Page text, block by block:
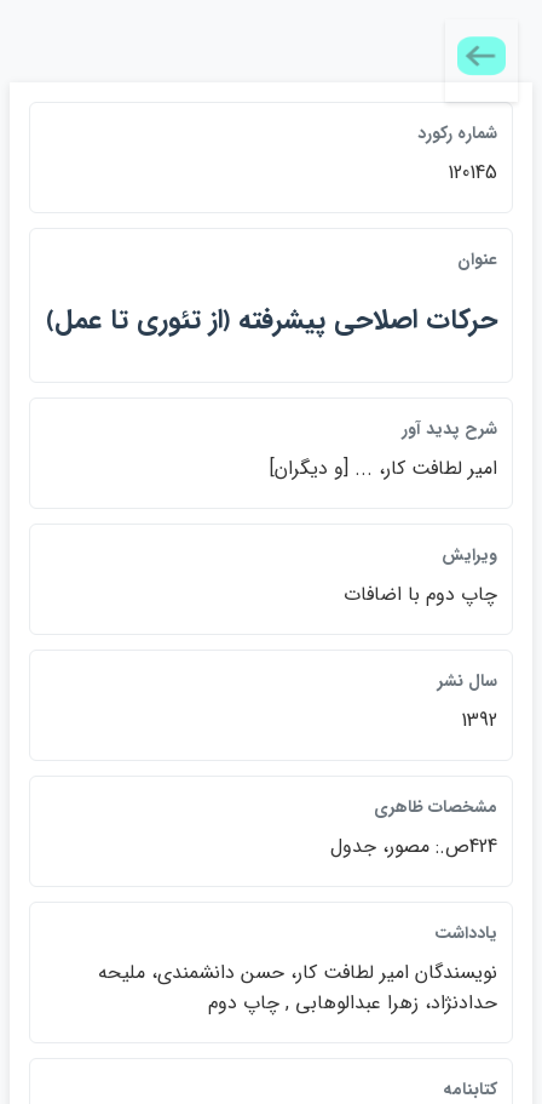
شماره ركورد
120145
عنوان
حركات اصلاحي پيشرفته ﴿از تئوري تا عمل﴾
شرح پديد آور
امير لطافت كار، ... [و ديگران]
ويرايش
چاپ دوم با اضافات
سال نشر
1392
مشخصات ظاهري
424ص.: مصور، جدول
يادداشت
نويسندگان امير لطافت كار، حسن دانشمندي، مليحه
حدادنژاد، زهرا عبدالوهابي , چاپ دوم
كتابنامه